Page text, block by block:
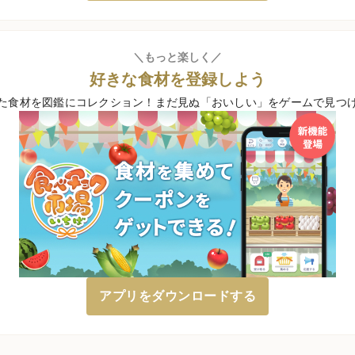
＼もっと楽しく／
好きな食材を登録しよう
食材を図鑑にコレクション！ まだ見ぬ「おいしい」をゲームで見つ
アプリをダウンロードする